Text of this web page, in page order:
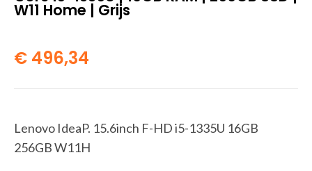
W11 Home | Grijs
€ 496,34
Lenovo IdeaP. 15.6inch F-HD i5-1335U 16GB
256GB W11H